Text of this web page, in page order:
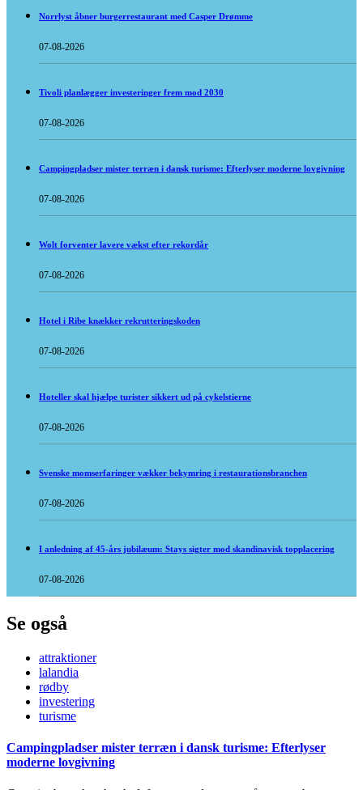
Norrlyst åbner burgerrestaurant med Casper Drømme
07-08-2026
Tivoli planlægger investeringer frem mod 2030
07-08-2026
Campingpladser mister terræn i dansk turisme: Efterlyser moderne lovgivning
07-08-2026
Wolt forventer lavere vækst efter rekordår
07-08-2026
Hotel i Ribe knækker rekrutteringskoden
07-08-2026
Hoteller skal hjælpe turister sikkert ud på cykelstierne
07-08-2026
Svenske momserfaringer vækker bekymring i restaurationsbranchen
07-08-2026
I anledning af 45-års jubilæum: Stays sigter mod skandinavisk topplacering
07-08-2026
Se også
attraktioner
lalandia
rødby
investering
turisme
Campingpladser mister terræn i dansk turisme: Efterlyser
moderne lovgivning